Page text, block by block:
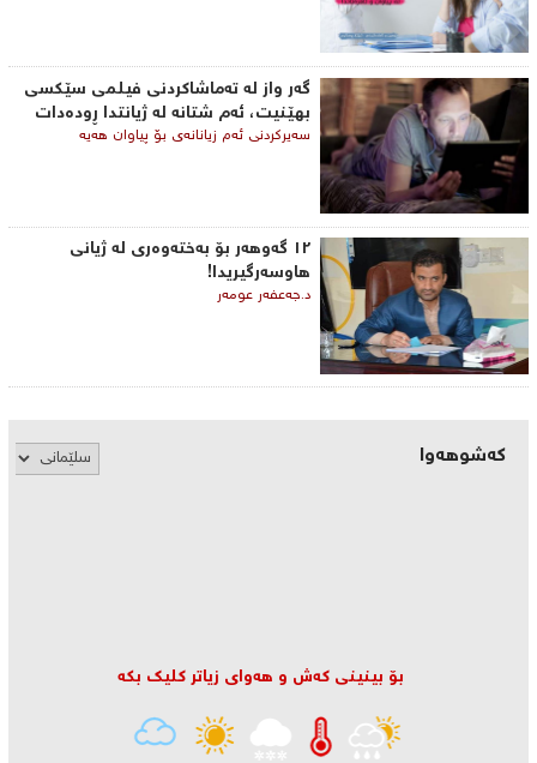
گه‌ر واز له‌ ته‌ماشاكردنی فیلمی ‌سێكسی
بهێنیت، ئه‌م شتانه‌ له‌ ژیانتدا ڕوده‌دات
سه‌یركردنی ئه‌م زیانانه‌ی‌ بۆ پیاوان هه‌یه‌
١٢ گەوهەر بۆ بەختەوەری لە ژیانی
هاوسەرگیریدا!
د.جەعفەر عومەر
کەشوهەوا
بۆ بینینی كه‌ش و هه‌وای زیاتر كلیك بكه‌